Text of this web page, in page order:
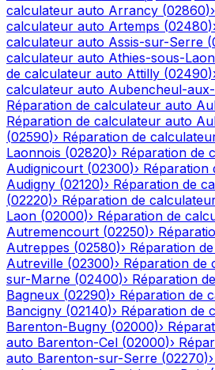
calculateur auto Arrancy (02860)›
calculateur auto Artemps (02480)
calculateur auto Assis-sur-Serre (
calculateur auto Athies-sous-Laon
de calculateur auto Attilly (02490)
calculateur auto Aubencheul-
Réparation de calculateur auto
Réparation de calculateur auto
(02590)› Réparation de
Laonnois (02820)› Réparation de
Audignicourt (02300)› Réparation
Audigny (02120)› Réparation de
(02220)› Réparation de
Laon (02000)› Réparation de
Autremencourt (02250)›
Autreppes (02580)› Réparation
Autreville (02300)› Réparation de
sur-Marne (02400)› Réparation
Bagneux (02290)› Réparation de
Bancigny (02140)› Réparation de
Barenton-Bugny (02000)›
auto Barenton-Cel (02000)›
auto Barenton-sur-Serre (02270)›